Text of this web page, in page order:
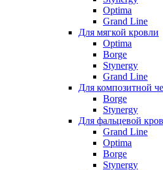
Optima
Grand Line
Для мягкой кровли
Optima
Borge
Stynergy
Grand Line
Для композитной
Borge
Stynergy
Для фальцевой
Grand Line
Optima
Borge
Stynergy